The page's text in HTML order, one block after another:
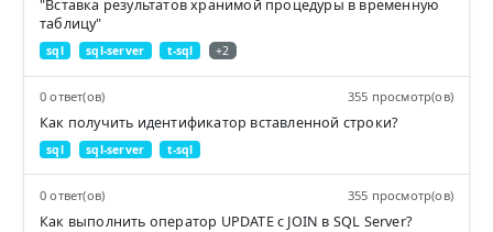
"Вставка результатов хранимой процедуры в временную
таблицу"
sql sql-server t-sql +2
0 ответ(ов) 355 просмотр(ов)
Как получить идентификатор вставленной строки?
sql sql-server t-sql
0 ответ(ов) 355 просмотр(ов)
Как выполнить оператор UPDATE с JOIN в SQL Server?